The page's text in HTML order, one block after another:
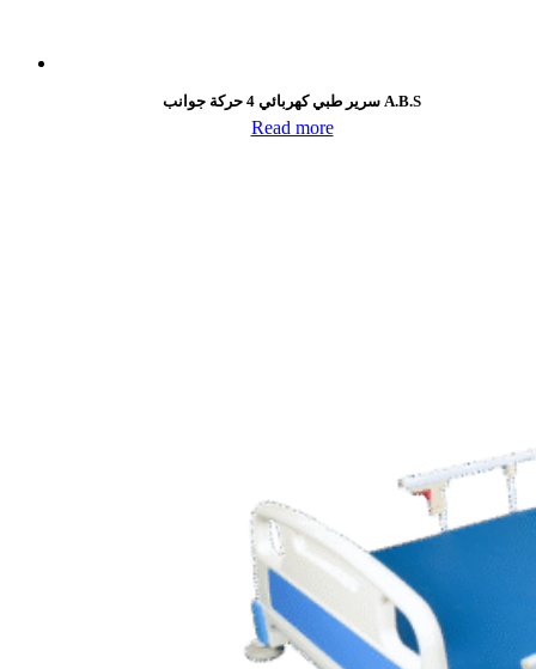
سرير طبي كهربائي 4 حركة جوانب A.B.S
Read more